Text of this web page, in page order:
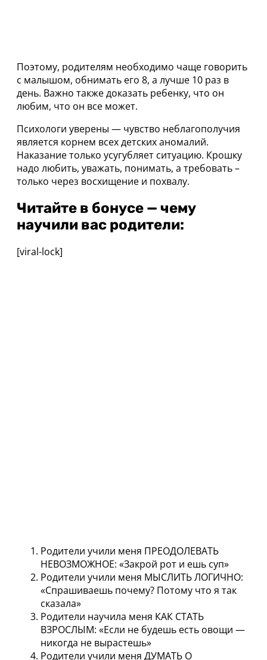
Поэтому, родителям необходимо чаще говорить
с малышом, обнимать его 8, а лучше 10 раз в
день. Важно также доказать ребенку, что он
любим, что он все может.
Психологи уверены — чувство неблагополучия
является корнем всех детских аномалий.
Наказание только усугубляет ситуацию. Крошку
надо любить, уважать, понимать, а требовать –
только через восхищение и похвалу.
Читайте в бонусе — чему
научили вас родители:
[viral-lock]
Родители учили меня ПРЕОДОЛЕВАТЬ
НЕВОЗМОЖНОЕ: «Закрой рот и ешь суп»
Родители учили меня МЫСЛИТЬ ЛОГИЧНО:
«Спрашиваешь почему? Потому что я так
сказала»
Родители научила меня КАК СТАТЬ
ВЗРОСЛЫМ: «Если не будешь есть овощи —
никогда не вырастешь»
Родители учили меня ДУМАТЬ О